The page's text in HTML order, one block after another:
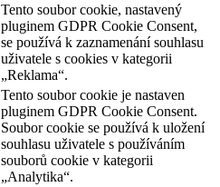
Tento soubor cookie, nastavený
pluginem GDPR Cookie Consent,
se používá k zaznamenání souhlasu
uživatele s cookies v kategorii
„Reklama“.
Tento soubor cookie je nastaven
pluginem GDPR Cookie Consent.
Soubor cookie se používá k uložení
souhlasu uživatele s používáním
souborů cookie v kategorii
„Analytika“.